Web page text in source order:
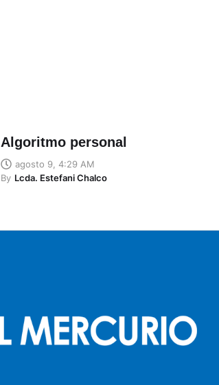
Algoritmo personal
agosto 9, 4:29 AM
By Lcda. Estefani Chalco